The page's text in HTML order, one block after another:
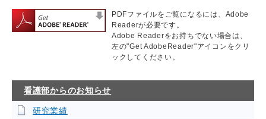
PDFファイルをご覧になるには、Adobe
Readerが必要です。
Adobe Readerをお持ちでない場合は、
左の"Get AdobeReader"アイコンをクリ
ックしてください。
看護部からのお知らせ
研究業績